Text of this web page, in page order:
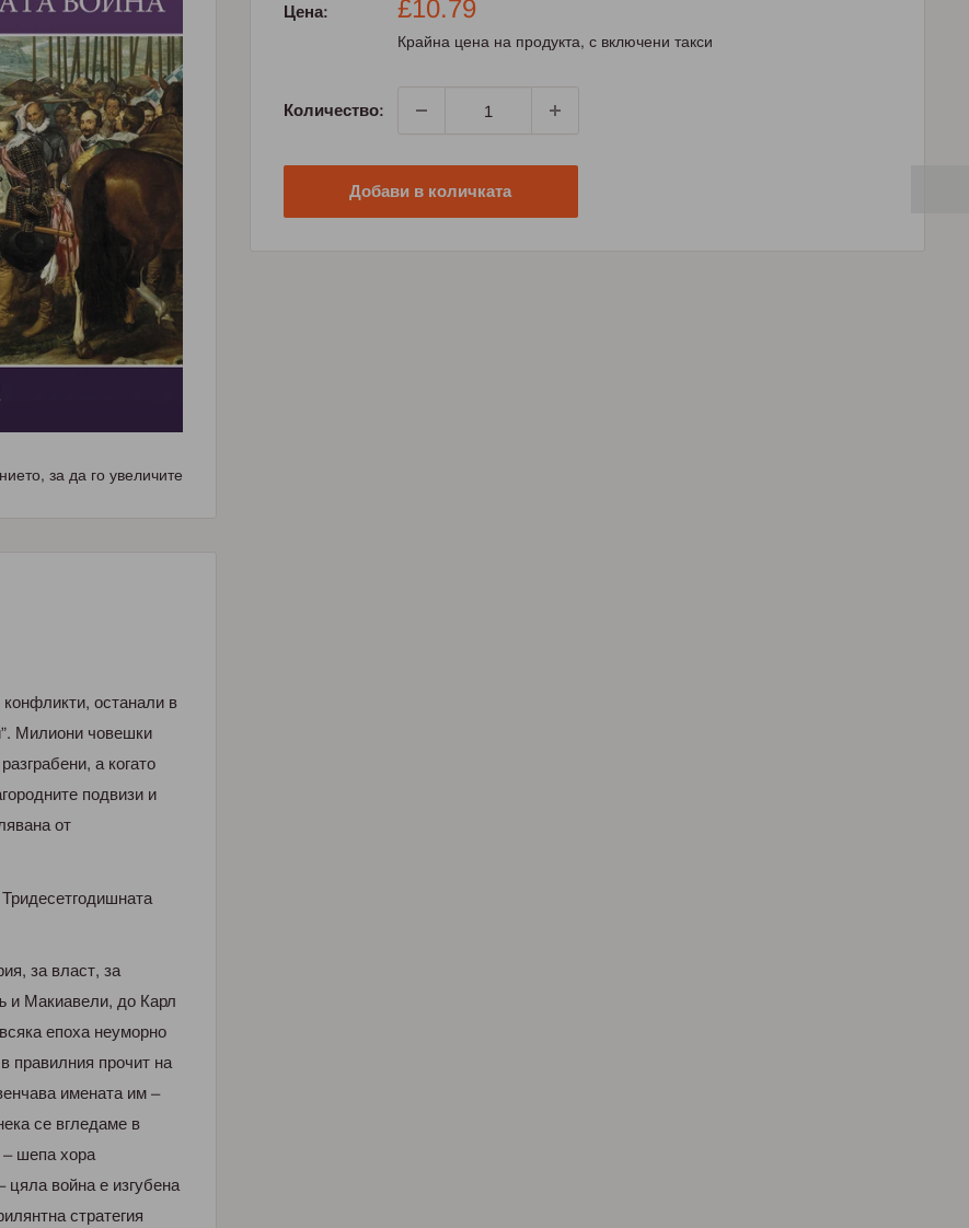
за да го увеличите
Цена:
Промо
цена
£10.79
Крайна цена на продукта, с включени такси
Количество:
Добави в количката
останали в
Милиони човешки
а когато
подвизи и
от
за власт, за
и Макиавели, до Карл
епоха неуморно
правилния прочит на
имената им –
се вгледаме в
– шепа хора
цяла война е изгубена
стратегия